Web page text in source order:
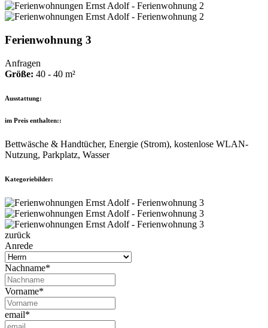
Ferienwohnung 3
Anfragen
Größe: 40 - 40 m²
Ausstattung:
im Preis enthalten::
Bettwäsche & Handtücher, Energie (Strom), kostenlose WLAN-
Nutzung, Parkplatz, Wasser
Kategoriebilder:
zurück
Anrede
Nachname*
Vorname*
email*